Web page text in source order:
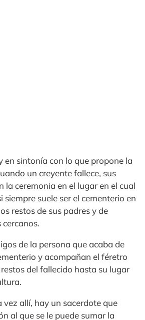
en sintonía con lo que propone la
un creyente fallece, sus
la ceremonia en el lugar en el cual
siempre suele ser el cementerio en
restos de sus padres y de
de la persona que acaba de
y acompañan el féretro
del fallecido hasta su lugar
vez allí, hay un sacerdote que
al que se le puede sumar la